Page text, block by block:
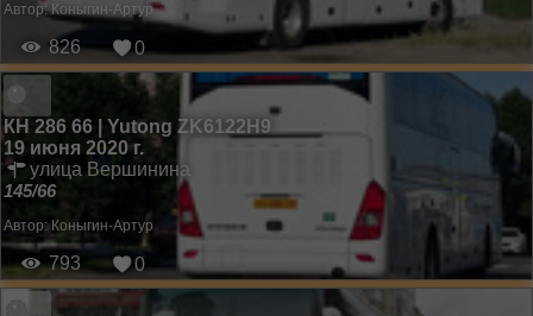
Автор:Коныгин-Артур
826 0
КН 286 66 | Yutong ZK6122H9
19 июня 2020 г.
улица Вершинина
145/66
Автор:Коныгин-Артур
793 0